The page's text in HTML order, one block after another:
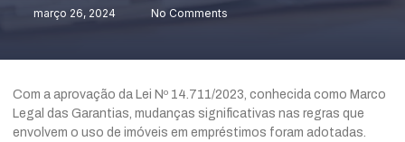
março 26, 2024 No Comments
Com a aprovação da Lei Nº 14.711/2023, conhecida como Marco
Legal das Garantias, mudanças significativas nas regras que
envolvem o uso de imóveis em empréstimos foram adotadas.